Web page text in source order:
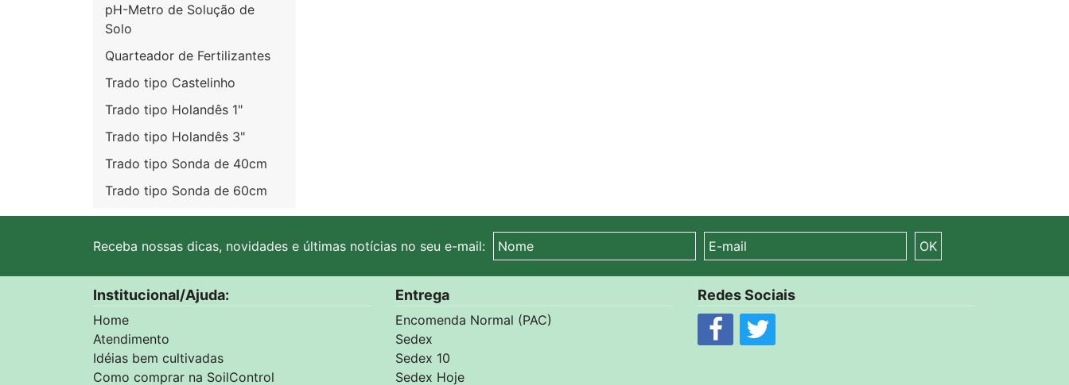
pH-Metro de Solução de
Solo
Quarteador de Fertilizantes
Trado tipo Castelinho
Trado tipo Holandês 1"
Trado tipo Holandês 3"
Trado tipo Sonda de 40cm
Trado tipo Sonda de 60cm
Receba nossas dicas, novidades e últimas notícias no seu e-mail: OK
Institucional/Ajuda:
Home
Atendimento
Idéias bem cultivadas
Como comprar na SoilControl
Entrega
Encomenda Normal (PAC)
Sedex
Sedex 10
Sedex Hoje
Redes Sociais